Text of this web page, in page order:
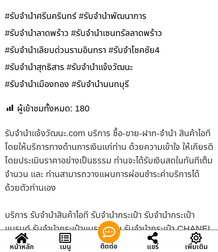
#รับจำนำศรีนครินทร์ #รับจำนำพัฒนาการ
#รับจำนำลาดพร้าว #รับจำนำเซนทรัลลาดพร้าว
#รับจำนำเลียบด่วนรามอินทรา #รับจำโชคชัย4
#รับจำนำสุทธิสาร #รับจำนำแจ้งวัฒนะ
#รับจำนำเมืองทอง #รับจำนำนนทบุรี
ผู้เข้าชมทั้งหมด: 180
รับจํานําแจ้งวัฒนะ.com บริการ ซื้อ-ขาย-ฝาก-จำนำ สินค้าไอที
โดยให้บริการทางด้านการเงินแก่ท่าน ด้วยความเข้าใจ ให้เกียรติ
โดยประเมินราคาอย่างเป็นธรรม ท่านจะได้รับเงินสดในทันทีเต็ม
จำนวน และ ท่านสามารถวางแผนการผ่อนชำระค่าบริการได้
ด้วยตัวท่านเอง
บริการ รับจำนำสินค้าไอที รับจำนำกระเป๋า รับจำนำกระเป๋า
แบรนด์ รับจำนำกระเป๋าแบรนด์เนม รับจำนำกระเป๋า CHANEL
รับจำนำกระเป๋าชาแนล รับจำนำกระเป๋า LOUIS VUITTON
หน้าหลัก เมนู ติดต่อ แชร์ เพิ่มเติม